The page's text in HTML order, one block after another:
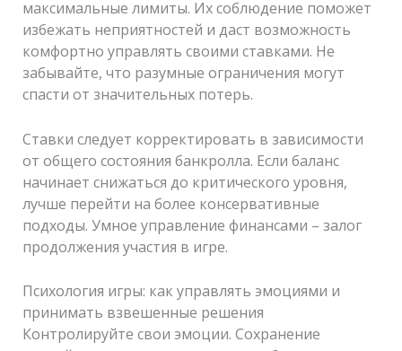
максимальные лимиты. Их соблюдение поможет
избежать неприятностей и даст возможность
комфортно управлять своими ставками. Не
забывайте, что разумные ограничения могут
спасти от значительных потерь.
Ставки следует корректировать в зависимости
от общего состояния банкролла. Если баланс
начинает снижаться до критического уровня,
лучше перейти на более консервативные
подходы. Умное управление финансами – залог
продолжения участия в игре.
Психология игры: как управлять эмоциями и
принимать взвешенные решения
Контролируйте свои эмоции. Сохранение